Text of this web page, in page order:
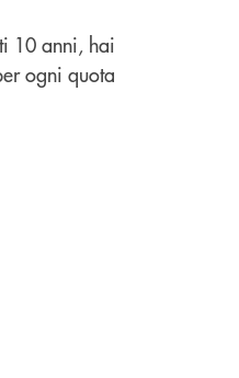
10 anni, hai
ogni quota